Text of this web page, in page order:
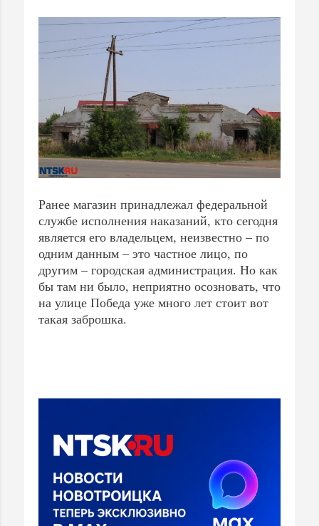
Ранее магазин принадлежал федеральной
службе исполнения наказаний, кто сегодня
является его владельцем, неизвестно – по
одним данным – это частное лицо, по
другим – городская администрация. Но как
бы там ни было, неприятно осозновать, что
на улице Победа уже много лет стоит вот
такая заброшка.